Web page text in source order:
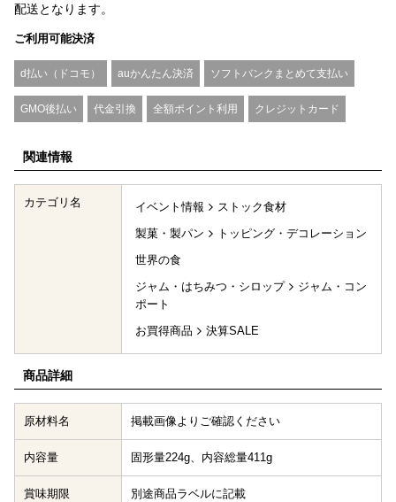
配送となります。
ご利用可能決済
d払い（ドコモ） auかんたん決済 ソフトバンクまとめて支払い
GMO後払い 代金引換 全額ポイント利用 クレジットカード
関連情報
カテゴリ名 イベント情報
ストック食材
製菓・製パン
トッピング・デコレーション
世界の食
ジャム・はちみつ・シロップ
ジャム・コン
ポート
お買得商品
決算SALE
商品詳細
原材料名 掲載画像よりご確認ください
内容量 固形量224g、内容総量411g
賞味期限 別途商品ラベルに記載